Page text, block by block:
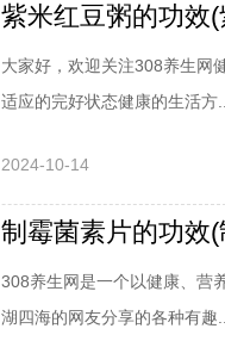
紫米红豆粥的功效
大家好，欢迎关注308养生网
适应的完好状态健康的生活方
2024-10-14
制霉菌素片的功效
308养生网是一个以健康、营
湖四海的网友分享的各种有趣